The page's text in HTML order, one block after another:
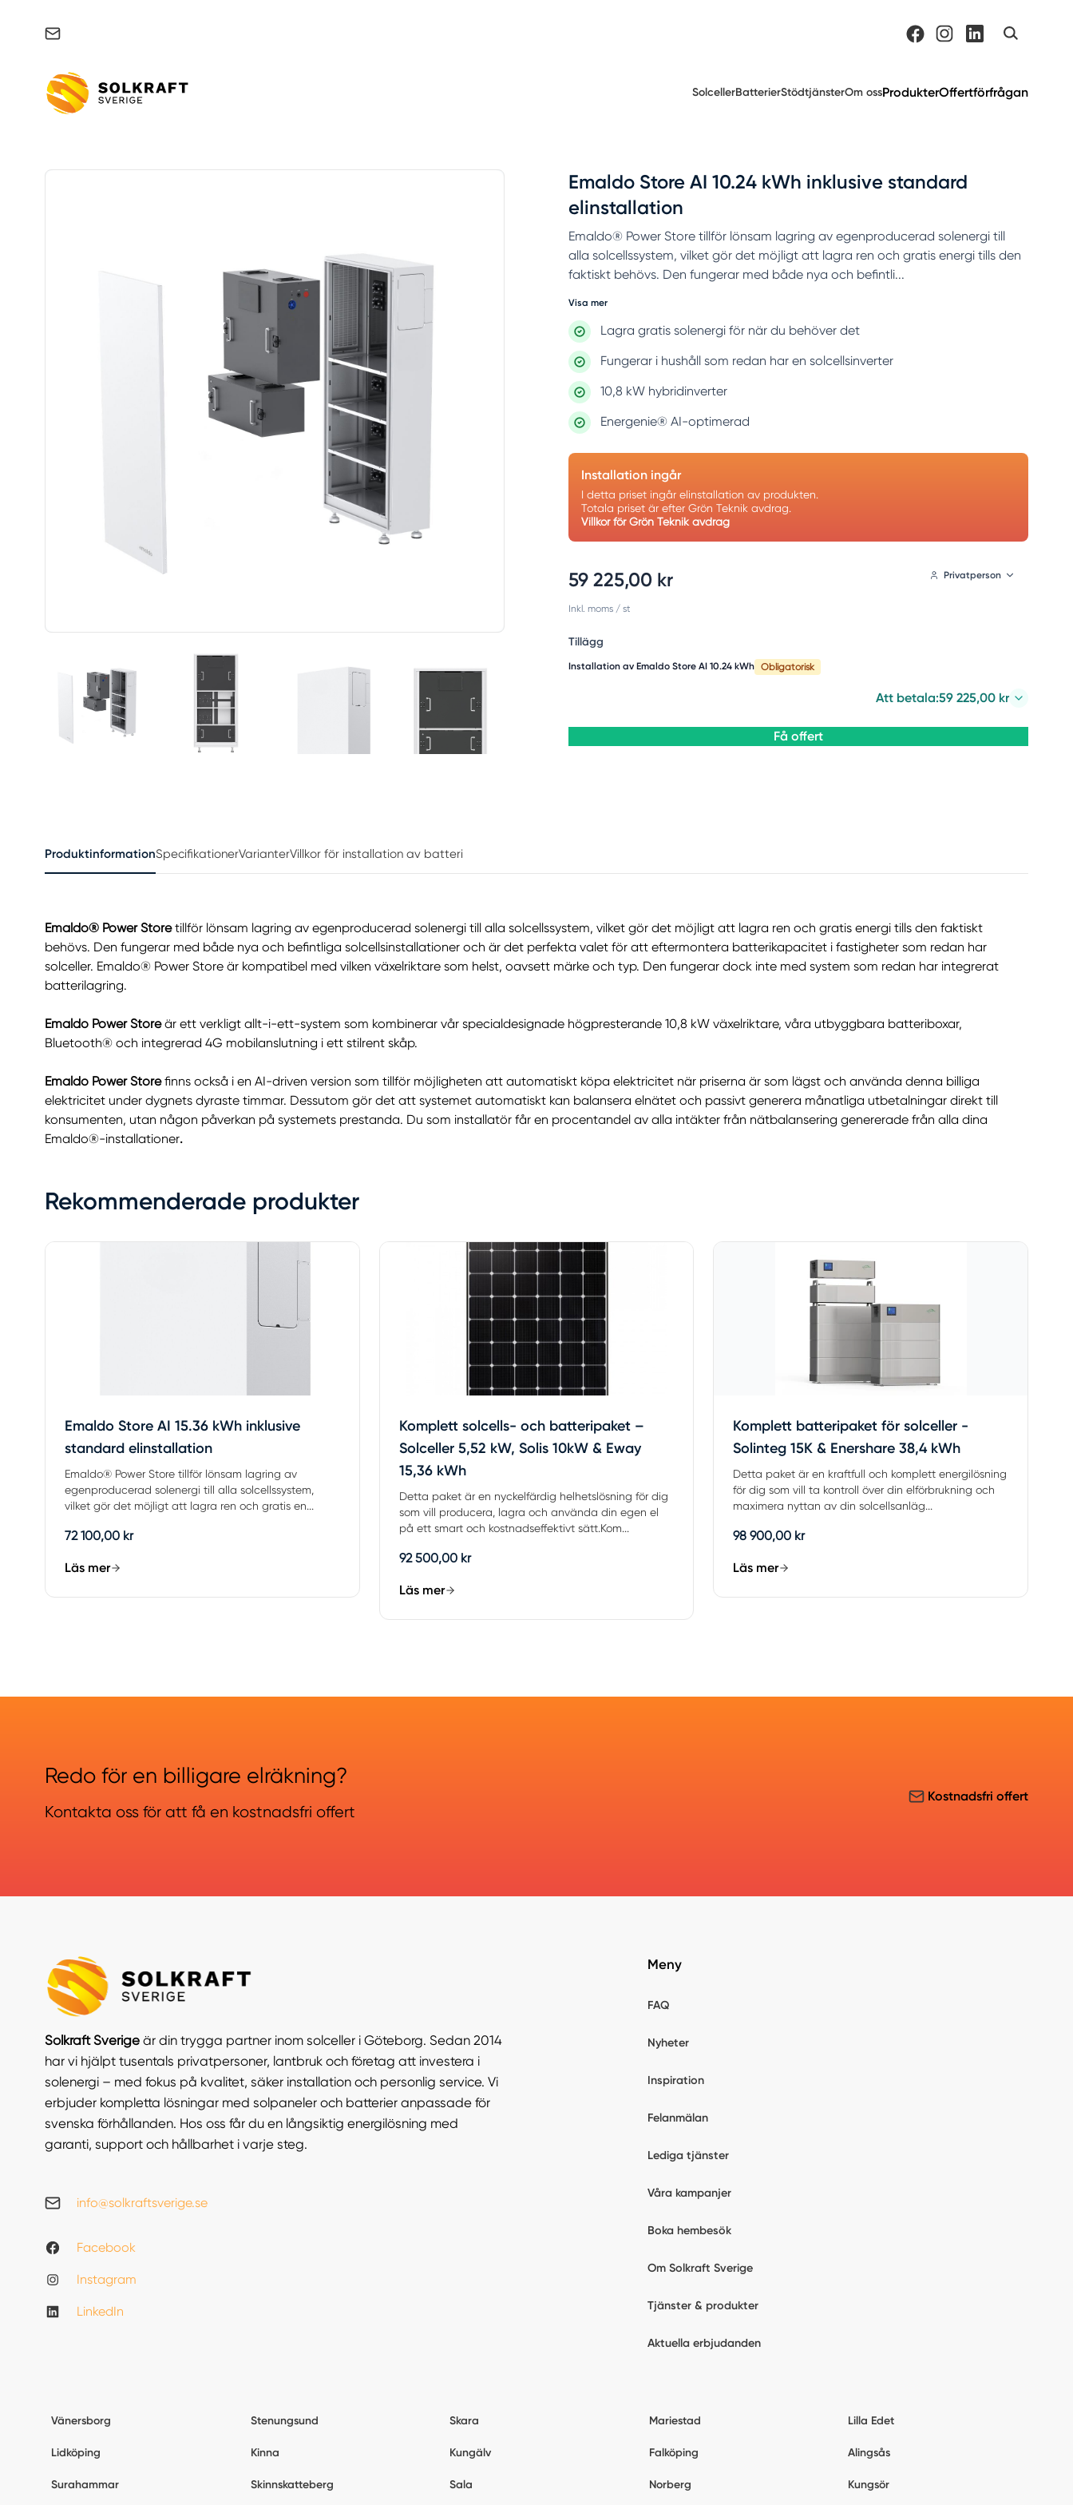
SolcellerBatterierStödtjänsterOm ossProdukterOffertförfrågan
Emaldo Store AI 10.24 kWh inklusive standard
elinstallation
Emaldo® Power Store tillför lönsam lagring av egenproducerad solenergi till
alla solcellssystem, vilket gör det möjligt att lagra ren och gratis energi tills den
faktiskt behövs. Den fungerar med både nya och befintli...
Visa mer
Lagra gratis solenergi för när du behöver det
Fungerar i hushåll som redan har en solcellsinverter
10,8 kW hybridinverter
Energenie® AI-optimerad
Installation ingår
I detta priset ingår elinstallation av produkten.
Totala priset är efter Grön Teknik avdrag.
Villkor för Grön Teknik avdrag
59 225,00 kr Privatperson
Inkl. moms/ st
Tillägg
Installation av Emaldo Store AI 10.24 kWh Obligatorisk
Att betala:59 225,00 kr
Få offert
ProduktinformationSpecifikationerVarianterVillkor för installation av batteri
Emaldo® Power Storetillför lönsam lagring av egenproducerad solenergi till alla solcellssystem, vilket gör det möjligt att lagra ren och gratis energi tills den faktiskt
behövs. Den fungerar med både nya och befintliga solcellsinstallationer och är det perfekta valet för att eftermontera batterikapacitet i fastigheter som redan har
solceller. Emaldo® Power Store är kompatibel med vilken växelriktare som helst, oavsett märke och typ. Den fungerar dock inte med system som redan har integrerat
batterilagring.
Emaldo Power Storeär ett verkligt allt-i-ett-system som kombinerar vår specialdesignade högpresterande 10,8 kW växelriktare, våra utbyggbara batteriboxar,
Bluetooth® och integrerad 4G mobilanslutning i ett stilrent skåp.
Emaldo Power Storefinns också i en AI-driven version som tillför möjligheten att automatiskt köpa elektricitet när priserna är som lägst och använda denna billiga
elektricitet under dygnets dyraste timmar. Dessutom gör det att systemet automatiskt kan balansera elnätet och passivt generera månatliga utbetalningar direkt till
konsumenten, utan någon påverkan på systemets prestanda. Du som installatör får en procentandel av alla intäkter från nätbalansering genererade från alla dina
Emaldo®-installationer.
Rekommenderade produkter
Emaldo Store AI 15.36 kWh inklusive
standard elinstallation
Emaldo® Power Store tillför lönsam lagring av
egenproducerad solenergi till alla solcellssystem,
vilket gör det möjligt att lagra ren och gratis en...
72 100,00 kr
Läs mer
Komplett solcells- och batteripaket –
Solceller 5,52 kW, Solis 10kW & Eway
15,36 kWh
Detta paket är en nyckelfärdig helhetslösning för dig
som vill producera, lagra och använda din egen el
på ett smart och kostnadseffektivt sätt.Kom...
92 500,00 kr
Läs mer
Komplett batteripaket för solceller -
Solinteg 15K & Enershare 38,4 kWh
Detta paket är en kraftfull och komplett energilösning
för dig som vill ta kontroll över din elförbrukning och
maximera nyttan av din solcellsanläg...
98 900,00 kr
Läs mer
Redo för en billigare elräkning?
Kontakta oss för att få en kostnadsfri offert
Kostnadsfri offert
Solkraft Sverige är din trygga partner inom solceller i Göteborg. Sedan 2014
har vi hjälpt tusentals privatpersoner, lantbruk och företag att investera i
solenergi – med fokus på kvalitet, säker installation och personlig service. Vi
erbjuder kompletta lösningar med solpaneler och batterier anpassade för
svenska förhållanden. Hos oss får du en långsiktig energilösning med
garanti, support och hållbarhet i varje steg.
info@solkraftsverige.se
Facebook
Instagram
LinkedIn
Meny
FAQ
Nyheter
Inspiration
Felanmälan
Lediga tjänster
Våra kampanjer
Boka hembesök
Om Solkraft Sverige
Tjänster & produkter
Aktuella erbjudanden
Vänersborg Stenungsund Skara Mariestad Lilla Edet
Lidköping Kinna Kungälv Falköping Alingsås
Surahammar Skinnskatteberg Sala Norberg Kungsör